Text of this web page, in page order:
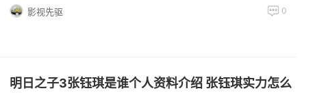
影视先驱 0
明日之子3张钰琪是谁个人资料介绍 张钰琪实力怎么